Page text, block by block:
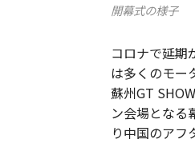
開幕式の様子
コロナで延期
は多くのモー
蘇州GT
ン会場となる
り中国のアフ